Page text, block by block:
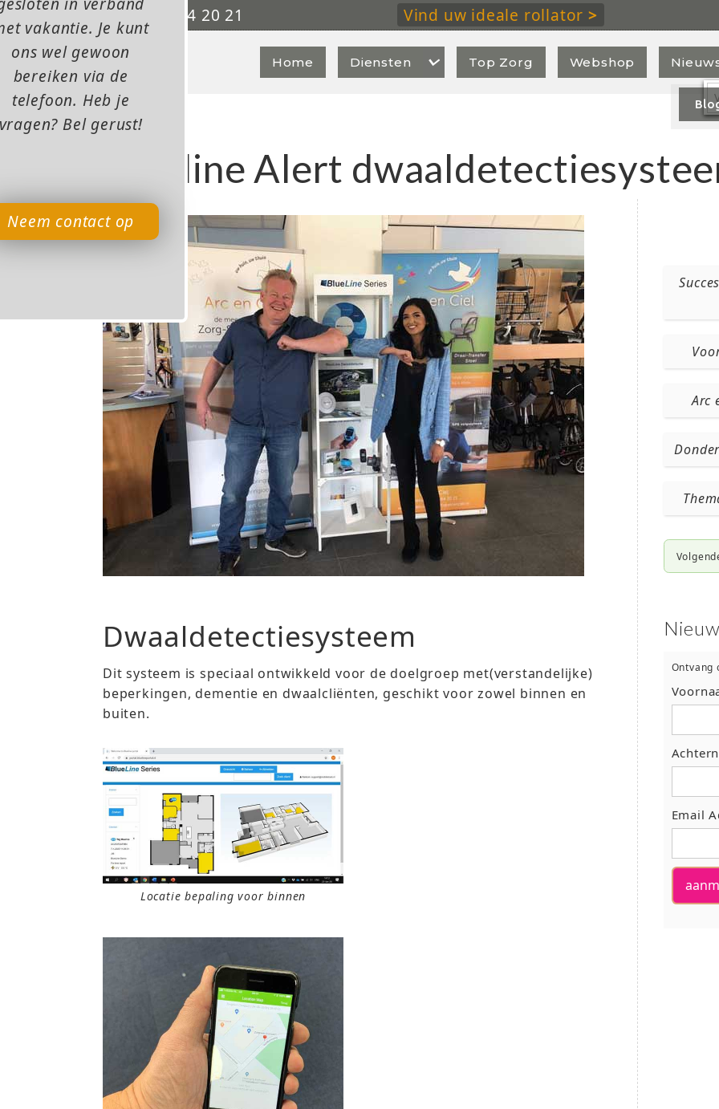
vakantie. Je kunt
ons wel gewoon
bereiken via de
telefoon. Heb je
Bel gerust!
Neem contact op
 0315 - 84 20 21 Vind uw ideale rollator>
Home Diensten  Top Zorg Webshop
Blueline Alert
Dwaaldetectiesysteem
Dit systeem is speciaal ontwikkeld voor de doelgroep met(verstandelijke)
beperkingen, dementie en dwaalcliënten, geschikt voor zowel binnen en
buiten.
Locatie bepaling voor binnen
Arc
Ontvang
Email